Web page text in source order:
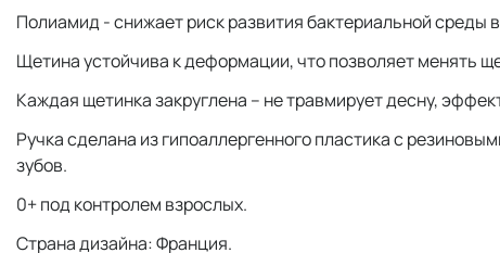
Полиамид - снижает риск развития бактериальной среды
Щетина устойчива к деформации, что позволяет менять
Каждая щетинка закруглена – не травмирует десну,
Ручка сделана из гипоаллергенного пластика с
зубов.
0+ под контролем взрослых.
Страна дизайна: Франция.